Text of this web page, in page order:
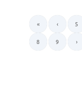
« ‹ 5
8 9 ›